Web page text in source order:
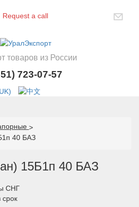
Request a call
товаров из России
723-07-57
40 БАЗ
15Б1п 40 БАЗ
СНГ
срок